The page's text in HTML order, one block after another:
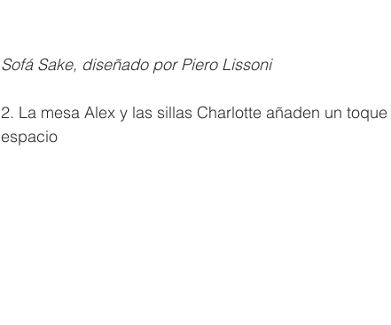
Sofá Sake, diseñado por Piero Lissoni
2. La mesa Alex y las sillas Charlotte añaden un
espacio